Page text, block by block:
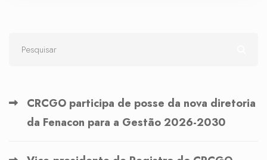
CRCGO participa de posse da nova diretoria
da Fenacon para a Gestão 2026-2030